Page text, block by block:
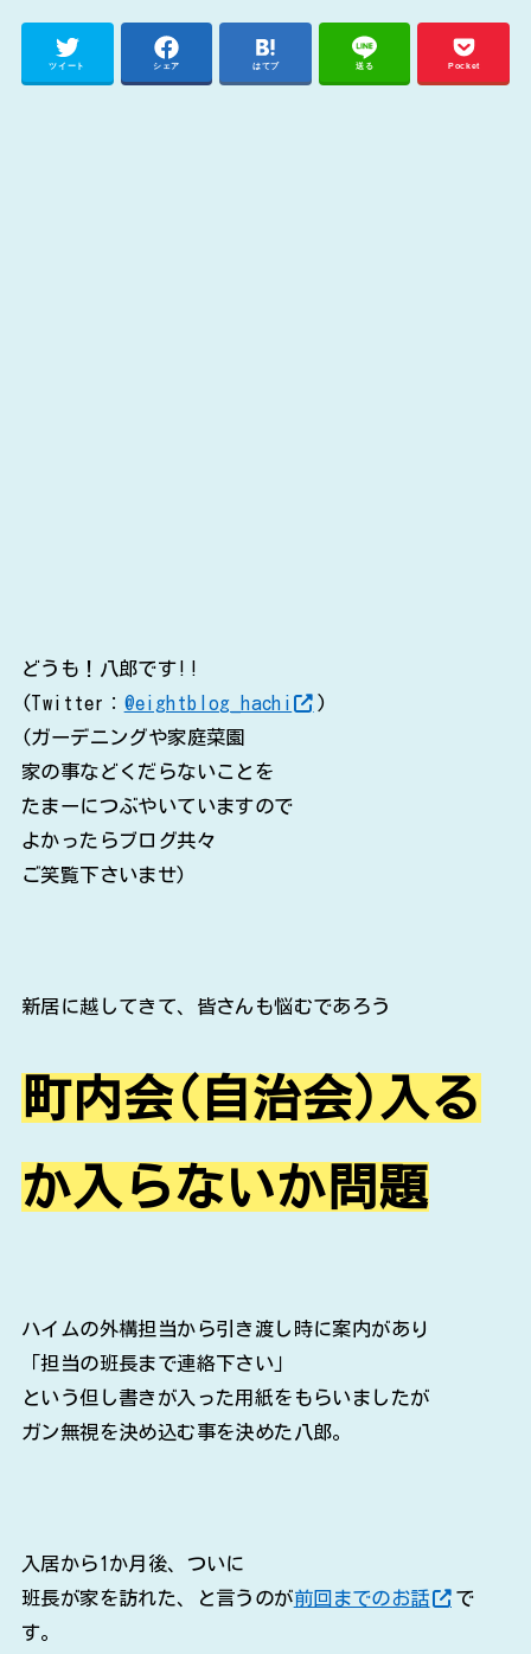
ツイート シェア はてブ 送る Pocket
どうも！八郎です!!
(Twitter： @eightblog_hachi
)
(ガーデニングや家庭菜園
家の事などくだらないことを
たまーにつぶやいていますので
よかったらブログ共々
ご笑覧下さいませ)
新居に越してきて、皆さんも悩むであろう
町内会(自治会)入る
か入らないか問題
ハイムの外構担当から引き渡し時に案内があり
「担当の班長まで連絡下さい」
という但し書きが入った用紙をもらいましたが
ガン無視を決め込む事を決めた八郎。
入居から1か月後、ついに
班長が家を訪れた、と言うのが前回までのお話
で
す。